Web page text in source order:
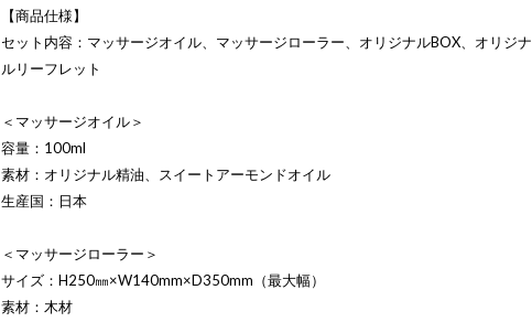
【商品仕様】
セット内容：マッサージオイル、マッサージローラー、オリジナルBOX、オリジナ
ルリーフレット
＜マッサージオイル＞
容量：100ml
素材：オリジナル精油、スイートアーモンドオイル
生産国：日本
＜マッサージローラー＞
サイズ：H250㎜×W140mm×D350mm（最大幅）
素材：木材